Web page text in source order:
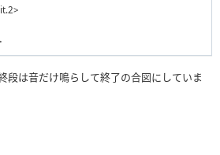
段は音だけ鳴らして終了の合図にしていま